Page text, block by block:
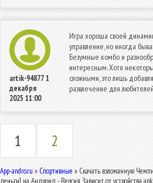
artik-948771
декабря
2025 11:00
Игра хороша своей
управление, но иногда
Безумные комбо и
интересным. Хотя
сложными, это лишь
развлечение для
1 2
App-andro.ru » Спортивные » Скачать взломанную
деньги] на Андроид - Версия Зависит от устройства apk